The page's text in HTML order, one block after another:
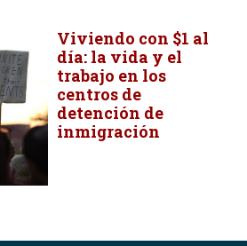
Viviendo con $1 al
día: la vida y el
trabajo en los
centros de
detención de
inmigración